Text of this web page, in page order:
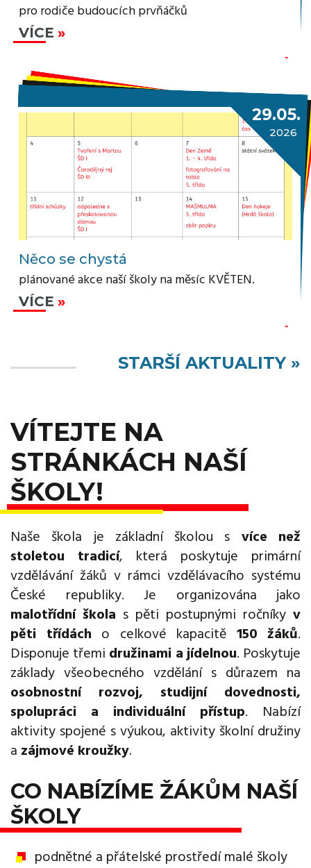
pro rodiče budoucích prvňáčků
VÍCE
29.05.
2026
Něco se chystá
plánované akce naší školy na měsíc KVĚTEN.
VÍCE
STARŠÍ AKTUALITY »
VÍTEJTE NA
STRÁNKÁCH NAŠÍ
ŠKOLY!
Naše škola je základní školou s více než
stoletou tradicí, která poskytuje primární
vzdělávání žáků v rámci vzdělávacího systému
České republiky. Je organizována jako
malotřídní škola s pěti postupnými ročníky v
pěti třídách o celkové kapacitě 150 žáků.
Disponuje třemi družinami a jídelnou. Poskytuje
základy všeobecného vzdělání s důrazem na
osobnostní rozvoj, studijní dovednosti,
spolupráci a individuální přístup. Nabízí
aktivity spojené s výukou, aktivity školní družiny
a zájmové kroužky.
CO NABÍZÍME ŽÁKŮM NAŠÍ
ŠKOLY
podnětné a přátelské prostředí malé školy